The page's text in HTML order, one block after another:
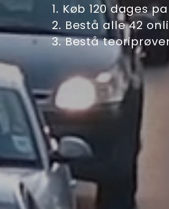
1. Køb 120 dages
2. Bestå alle 42
3. Bestå